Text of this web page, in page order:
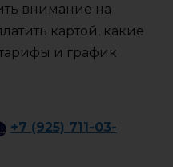
внимание на
картой, какие
тарифы и график
+7 (925) 711-03-